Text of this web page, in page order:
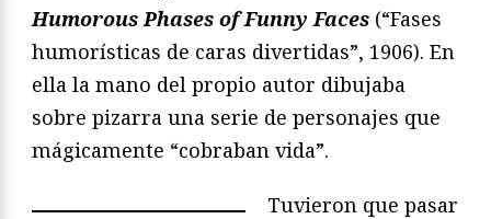
Humorous Phases of Funny Faces (“Fases
humorísticas de caras divertidas”, 1906). En
ella la mano del propio autor dibujaba
sobre pizarra una serie de personajes que
mágicamente “cobraban vida”.
Tuvieron que pasar